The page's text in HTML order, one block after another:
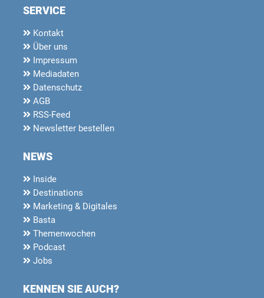
SERVICE
Kontakt
Über uns
Impressum
Mediadaten
Datenschutz
AGB
RSS-Feed
Newsletter bestellen
NEWS
Inside
Destinations
Marketing & Digitales
Basta
Themenwochen
Podcast
Jobs
KENNEN SIE AUCH?